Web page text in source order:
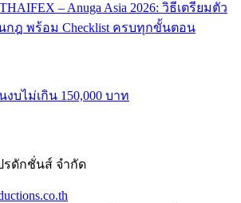
– Anuga Asia 2026: วิธีเตรียมตัว
กฎ พร้อม Checklist ครบทุกขั้นตอน
บไม่เกิน 150,000 บาท
รดักชั่นส์ จำกัด